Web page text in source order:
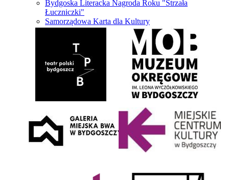
Bydgoska Literacka Nagroda Roku "Strzała
Łuczniczki"
Samorządowa Karta dla Kultury